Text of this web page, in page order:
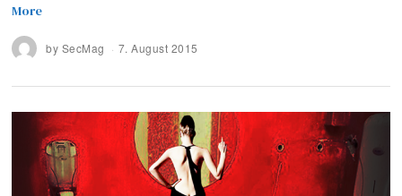
More
by SecMag 7. August 2015